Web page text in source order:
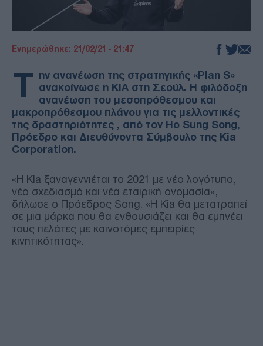
Ενημερώθηκε: 21/02/21 - 21:47
Τ ην ανανέωση της στρατηγικής «Plan S»
ανακοίνωσε η KIA στη Σεούλ. Η φιλόδοξη
ανανέωση του μεσοπρόθεσμου και
μακροπρόθεσμου πλάνου για τις μελλοντικές
της δραστηριότητες , από τον Ho Sung Song,
Πρόεδρο και Διευθύνοντα Σύμβουλο της Kia
Corporation.
«Η Kia ξαναγεννιέται το 2021 με νέο λογότυπο,
νέο σχεδιασμό και νέα εταιρική ονομασία»,
δήλωσε ο Πρόεδρος Song. «Η Kia θα μετατραπεί
σε μια μάρκα που θα ενθουσιάζει και θα εμπνέει
τους πελάτες με καινοτόμες εμπειρίες
κινητικότητας».